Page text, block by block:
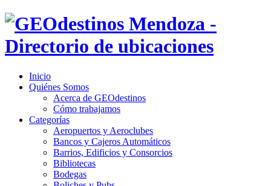
Inicio
Quiénes Somos
Acerca de GEOdestinos
Cómo trabajamos
Categorías
Aeropuertos y Aeroclubes
Bancos y Cajeros Automáticos
Barrios, Edificios y Consorcios
Bibliotecas
Bodegas